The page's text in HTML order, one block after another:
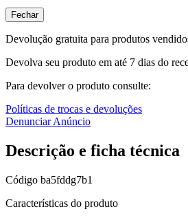
Fechar
Devolução gratuita para produtos
Devolva seu produto em até 7 dias do
Para devolver o produto consulte:
Políticas de trocas e devoluções
Denunciar Anúncio
Descrição e ficha técnica
Código ba5fddg7b1
Características do produto